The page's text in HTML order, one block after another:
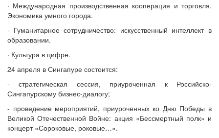
· Международная производственная кооперация и торговля.
Экономика умного города.
· Гуманитарное сотрудничество: искусственный интеллект в
образовании.
· Культура в цифре.
24 апреля в Сингапуре состоится:
- стратегическая сессия, приуроченная к Российско-
Сингапурскому бизнес-диалогу;
- проведение мероприятий, приуроченных ко Дню Победы в
Великой Отечественной Войне: акция «Бессмертный полк» и
концерт «Сороковые, роковые…».